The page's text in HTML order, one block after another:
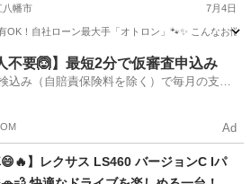
八幡市 7月4日
OK！自社ローン最大手「オトロン」🐾✨ こんなお
不要🙆】最短2分で仮審査申込み
込み（自賠責保険料を除く）で毎月の支払
Ad
😄🔥】レクサス LS460 バージョンC Iパ